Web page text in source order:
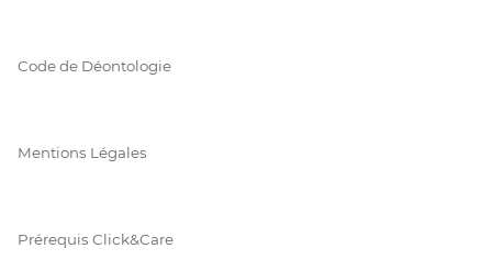
Code de Déontologie
Mentions Légales
Prérequis Click&Care